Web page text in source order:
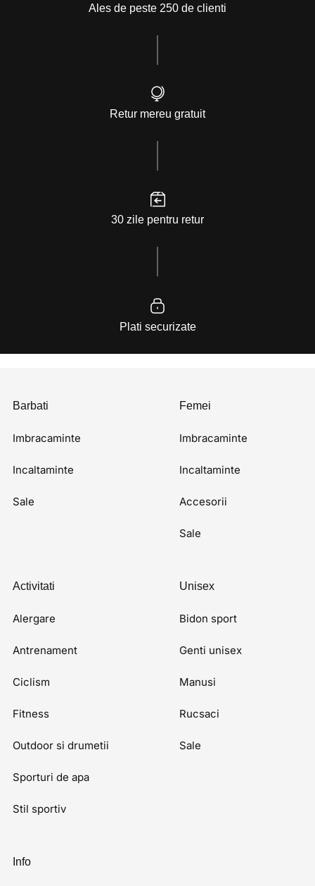
Ales de peste 250 de clienti
Retur mereu gratuit
30 zile pentru retur
Plati securizate
Barbati
Imbracaminte
Incaltaminte
Sale
Femei
Imbracaminte
Incaltaminte
Accesorii
Sale
Activitati
Alergare
Antrenament
Ciclism
Fitness
Outdoor si drumetii
Sporturi de apa
Stil sportiv
Unisex
Bidon sport
Genti unisex
Manusi
Rucsaci
Sale
Info